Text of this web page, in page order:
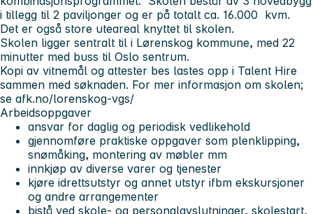
i tillegg til 2 paviljonger og er på totalt ca. 16.000 kvm.
Det er også store uteareal knyttet til skolen.
Skolen ligger sentralt til i Lørenskog kommune, med 22
minutter med buss til Oslo sentrum.
Kopi av vitnemål og attester bes lastes opp i Talent Hire
sammen med søknaden. For mer informasjon om skolen;
se afk.no/lorenskog-vgs/
Arbeidsoppgaver
ansvar for daglig og periodisk vedlikehold
gjennomføre praktiske oppgaver som plenklipping,
snømåking, montering av møbler mm
innkjøp av diverse varer og tjenester
kjøre idrettsutstyr og annet utstyr ifbm ekskursjoner
og andre arrangementer
bistå ved skole- og personalavslutninger, skolestart,